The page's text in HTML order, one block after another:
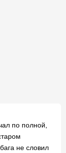
по полной,
не словил